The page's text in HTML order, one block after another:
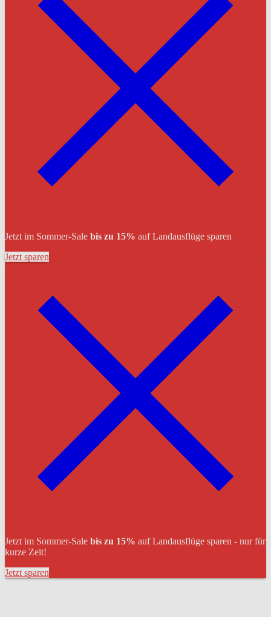
Jetzt im Sommer-Sale bis zu 15% auf Landausflüge sparen
Jetzt sparen
Jetzt im Sommer-Sale bis zu 15% auf Landausflüge sparen - nur für
kurze Zeit!
Jetzt sparen